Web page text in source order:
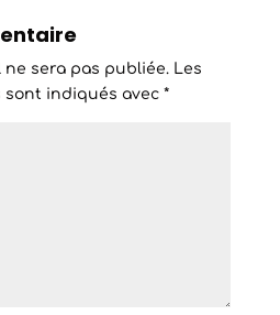
ne sera pas publiée. Les
sont indiqués avec *